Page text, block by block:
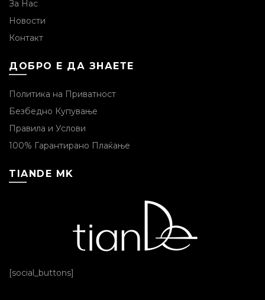
За Нас
Новости
Контакт
ДОБРО Е ДА ЗНАЕТЕ
Политика на Приватност
Безбедно Купување
Правила и Услови
100% Гарантирано Плаќање
TIANDE MK
[social_buttons]